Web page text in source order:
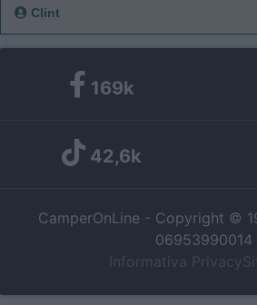
Clint
169k
42,6k
CamperOnLine - Copyright ©
06953990014
Informativa Privacy